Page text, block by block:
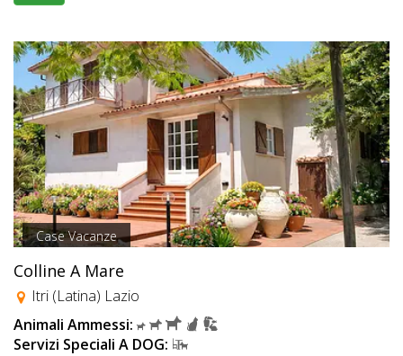
Case Vacanze
Colline A Mare
Itri (Latina) Lazio
Animali Ammessi:
Servizi Speciali A DOG: